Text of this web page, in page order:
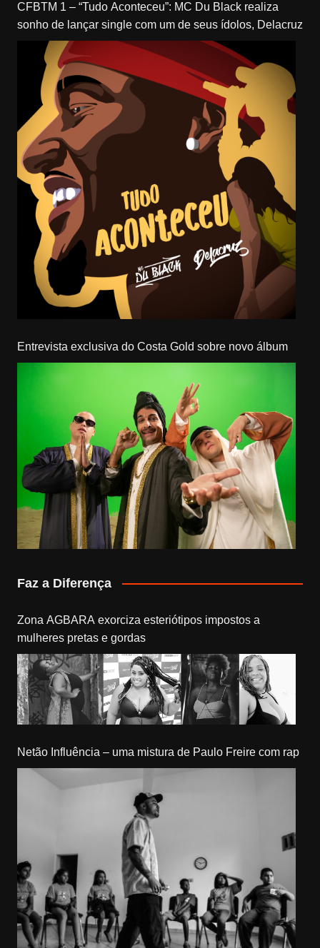
CFBTM 1 – “Tudo Aconteceu”: MC Du Black realiza
sonho de lançar single com um de seus ídolos, Delacruz
Entrevista exclusiva do Costa Gold sobre novo álbum
Faz a Diferença
Zona AGBARA exorciza esteriótipos impostos a
mulheres pretas e gordas
Netão Influência – uma mistura de Paulo Freire com rap